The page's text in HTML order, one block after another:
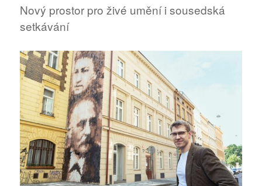
chystá
adventní
Nový prostor pro živé umění i sousedská
setkávání